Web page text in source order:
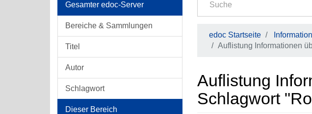
Gesamter edoc-Server
Bereiche & Sammlungen
Titel
Autor
Schlagwort
Dieser Bereich
edoc Startseite
Auflistung Informationen
Auflistung
Schlagwort